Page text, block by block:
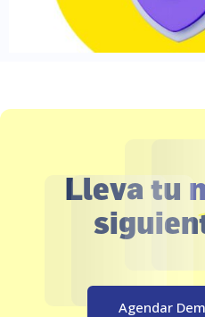
Lleva tu
Agendar